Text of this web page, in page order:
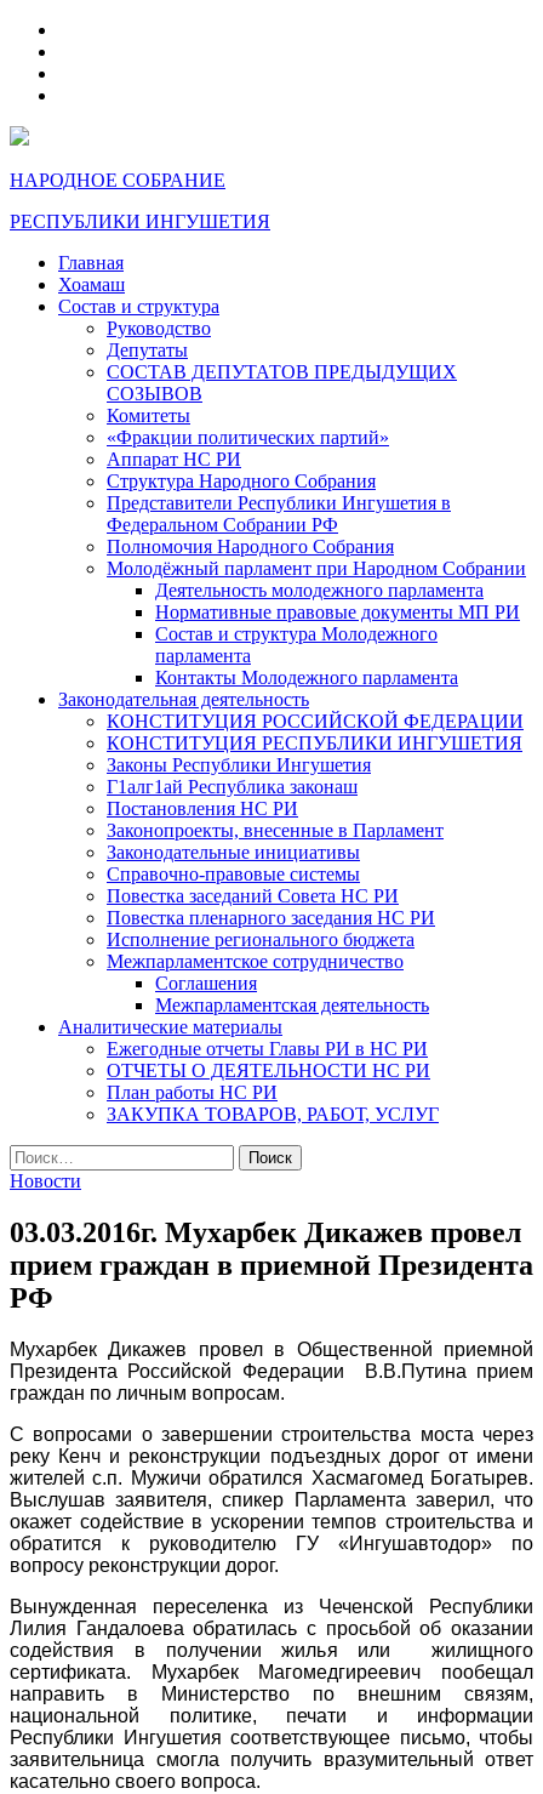
НАРОДНОЕ СОБРАНИЕ
РЕСПУБЛИКИ ИНГУШЕТИЯ
Главная
Хоамаш
Состав и структура
Руководство
Депутаты
СОСТАВ ДЕПУТАТОВ ПРЕДЫДУЩИХ
СОЗЫВОВ
Комитеты
«Фракции политических партий»
Аппарат НС РИ
Структура Народного Собрания
Представители Республики Ингушетия в
Федеральном Собрании РФ
Полномочия Народного Собрания
Молодёжный парламент при Народном Собрании
Деятельность молодежного парламента
Нормативные правовые документы МП РИ
Состав и структура Молодежного
парламента
Контакты Молодежного парламента
Законодательная деятельность
КОНСТИТУЦИЯ РОССИЙСКОЙ ФЕДЕРАЦИИ
КОНСТИТУЦИЯ РЕСПУБЛИКИ ИНГУШЕТИЯ
Законы Республики Ингушетия
Г1алг1ай Республика законаш
Постановления НС РИ
Законопроекты, внесенные в Парламент
Законодательные инициативы
Справочно-правовые системы
Повестка заседаний Совета НС РИ
Повестка пленарного заседания НС РИ
Исполнение регионального бюджета
Межпарламентское сотрудничество
Соглашения
Межпарламентская деятельность
Аналитические материалы
Ежегодные отчеты Главы РИ в НС РИ
ОТЧЕТЫ О ДЕЯТЕЛЬНОСТИ НС РИ
План работы НС РИ
ЗАКУПКА ТОВАРОВ, РАБОТ, УСЛУГ
Найти:
Новости
03.03.2016г. Мухарбек Дикажев провел
прием граждан в приемной Президента
РФ
Мухарбек Дикажев провел в Общественной приемной
Президента Российской Федерации В.В.Путина прием
граждан по личным вопросам.
С вопросами о завершении строительства моста через
реку Кенч и реконструкции подъездных дорог от имени
жителей с.п. Мужичи обратился Хасмагомед Богатырев.
Выслушав заявителя, спикер Парламента заверил, что
окажет содействие в ускорении темпов строительства и
обратится к руководителю ГУ «Ингушавтодор» по
вопросу реконструкции дорог.
Вынужденная переселенка из Чеченской Республики
Лилия Гандалоева обратилась с просьбой об оказании
содействия в получении жилья или жилищного
сертификата. Мухарбек Магомедгиреевич пообещал
направить в Министерство по внешним связям,
национальной политике, печати и информации
Республики Ингушетия соответствующее письмо, чтобы
заявительница смогла получить вразумительный ответ
касательно своего вопроса.